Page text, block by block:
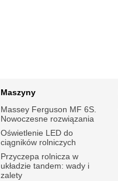
Maszyny
Massey Ferguson MF 6S.
Nowoczesne rozwiązania
Oświetlenie LED do
ciągników rolniczych
Przyczepa rolnicza w
układzie tandem: wady i
zalety